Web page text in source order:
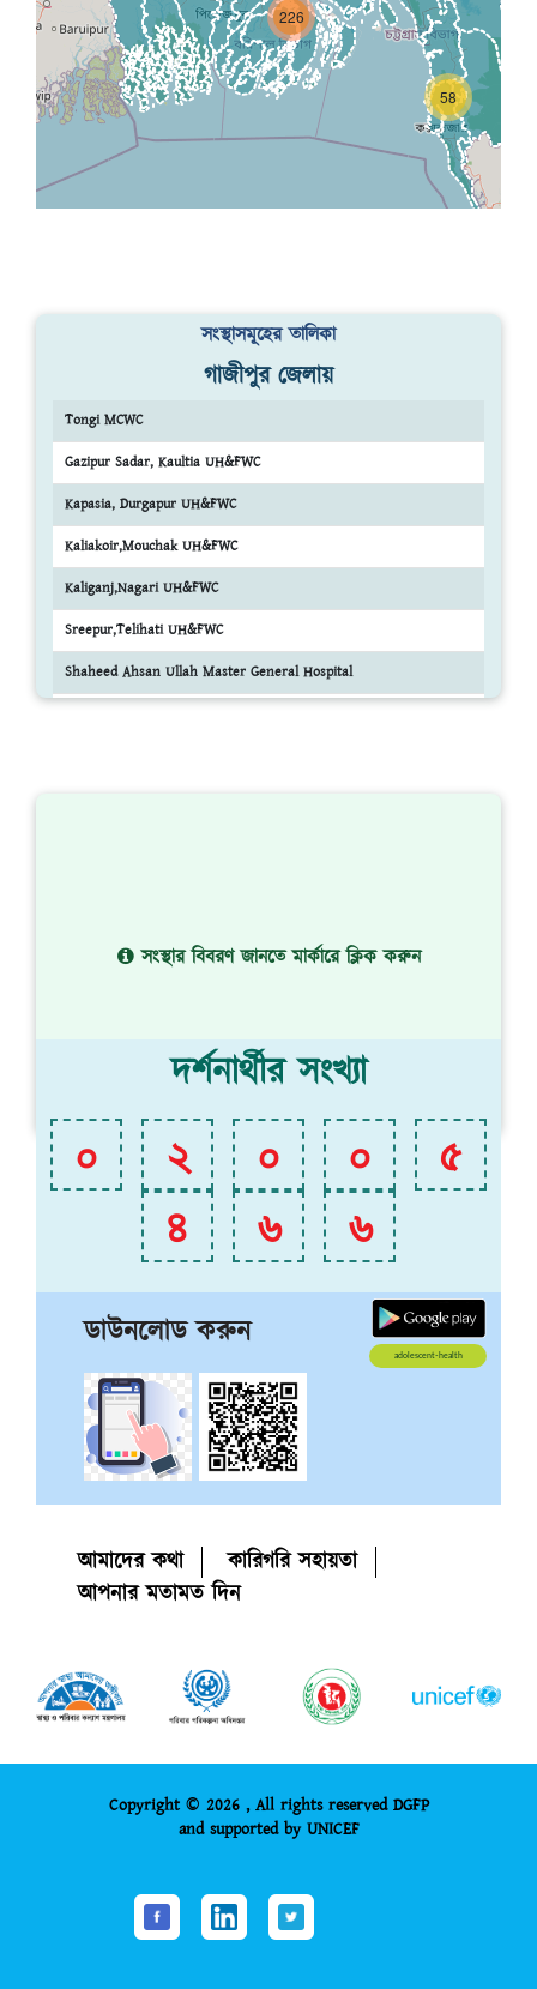
226
58
সংস্থাসমূহের তালিকা
গাজীপুর জেলায়
Tongi MCWC
Gazipur Sadar, Kaultia UH&FWC
Kapasia, Durgapur UH&FWC
Kaliakoir,Mouchak UH&FWC
Kaliganj,Nagari UH&FWC
Sreepur,Telihati UH&FWC
Shaheed Ahsan Ullah Master General Hospital
সংস্থার বিবরণ জানতে মার্কারে ক্লিক করুন
দর্শনার্থীর সংখ্যা
০ ২ ০ ০
৫
৪
৬ ৬
ডাউনলোড করুন
adolescent-health
আমাদের কথা
কারিগরি সহায়তা
আপনার মতামত দিন
Copyright © 2026 , All rights reserved DGFP
and supported by UNICEF